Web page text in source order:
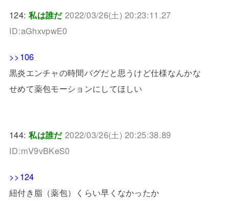
124:私は誰だ 2022/03/26(土) 20:23:11.27
ID:aGhxvpwE0
>>106
黒炎エンチャの時間バグだと思うけど仕様なんかな
せめて薬包モーションにしてほしい
144:私は誰だ 2022/03/26(土) 20:25:38.89
ID:mV9vBKeS0
>>124
紐付き脂（薬包）くらい早くなかったか